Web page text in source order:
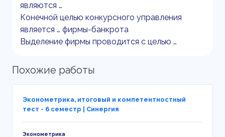
являются …
Конечной целью конкурсного управления
является … фирмы-банкрота
Выделение фирмы проводится с целью …
Похожие работы
Эконометрика, итоговый и компетентностный
тест - 6 семестр | Синергия
Эконометрика